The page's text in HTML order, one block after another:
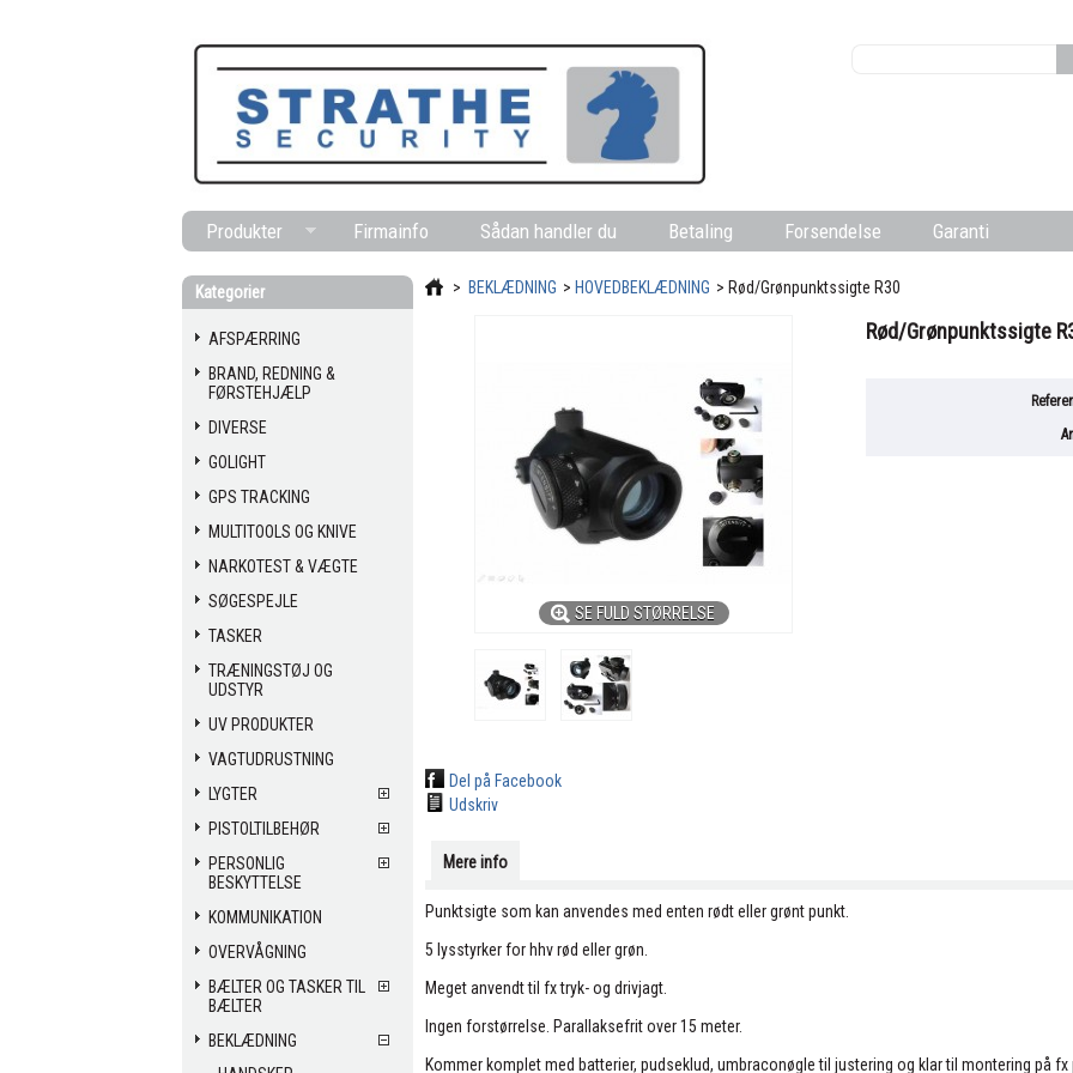
Produkter Firmainfo Sådan handler du Betaling Forsendelse Garanti
Kategorier
AFSPÆRRING
BRAND, REDNING &
FØRSTEHJÆLP
DIVERSE
GOLIGHT
GPS TRACKING
MULTITOOLS OG KNIVE
NARKOTEST & VÆGTE
SØGESPEJLE
TASKER
TRÆNINGSTØJ OG
UDSTYR
UV PRODUKTER
VAGTUDRUSTNING
LYGTER
PISTOLTILBEHØR
PERSONLIG
BESKYTTELSE
KOMMUNIKATION
OVERVÅGNING
BÆLTER OG TASKER TIL
BÆLTER
BEKLÆDNING
> BEKLÆDNING > HOVEDBEKLÆDNING > Rød/Grønpunktssigte R30
SE FULD STØRRELSE
Del på Facebook
Udskriv
Rød/Grønpunktssigte
Mere info
Punktsigte som kan anvendes med enten rødt eller grønt punkt.
5 lysstyrker for hhv rød eller grøn.
Meget anvendt til fx tryk- og drivjagt.
Ingen forstørrelse. Parallaksefrit over 15 meter.
Kommer komplet med batterier, pudseklud, umbraconøgle til justering og klar til montering på fx